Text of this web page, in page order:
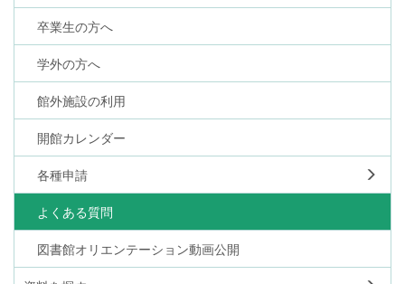
卒業生の方へ
学外の方へ
館外施設の利用
開館カレンダー
各種申請
よくある質問
図書館オリエンテーション動画公開